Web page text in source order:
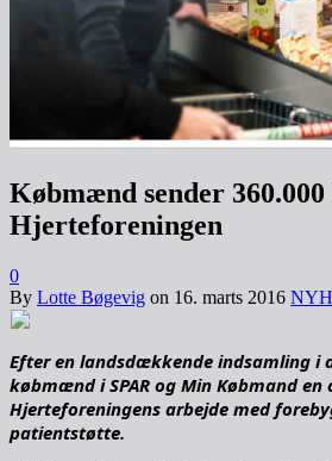
Købmænd sender
Hjerteforeningen
0
By Lotte Bøgevig on 16. marts 2016
Efter en landsdækkende indsamling i
købmænd i SPAR og Min Købmand en
Hjerteforeningens arbejde med
patientstøtte.